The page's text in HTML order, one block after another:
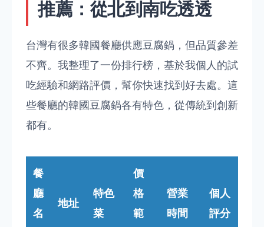
推薦：從北到南吃透透
台灣有很多韓國餐廳供應豆腐鍋，但品質參差
不齊。我整理了一份排行榜，基於我個人的試
吃經驗和網路評價，幫你快速找到好去處。這
些餐廳的韓國豆腐鍋各有特色，從傳統到創新
都有。
餐
廳
名
地址
特色
菜
價
格
範
營業
時間
個人
評分